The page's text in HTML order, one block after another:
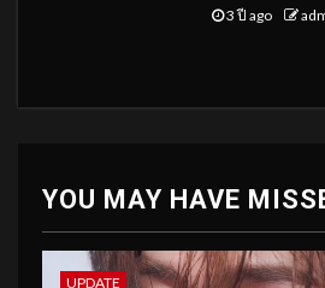
3 ปี ago
YOU MAY HAVE
UPDATE